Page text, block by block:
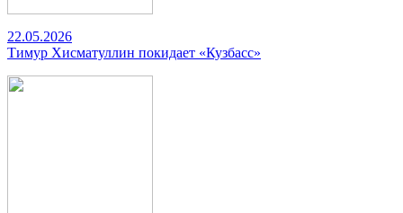
22.05.2026
Тимур Хисматуллин покидает «Кузбасс»